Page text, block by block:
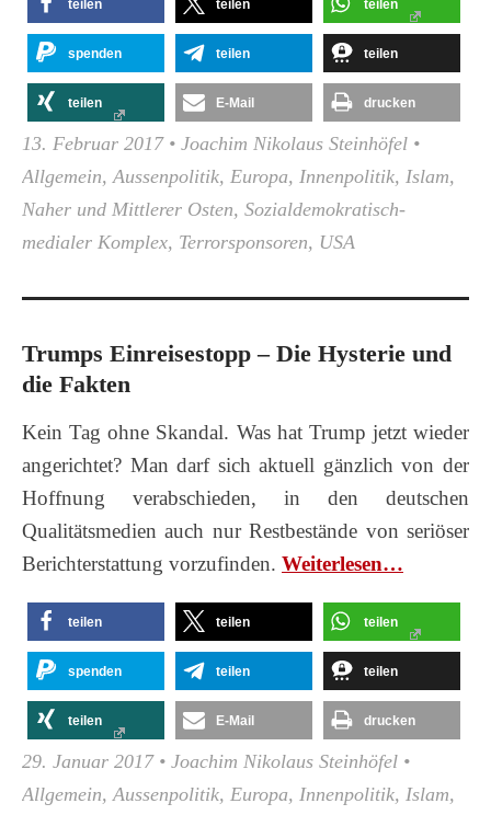
teilen teilen teilen
spenden teilen teilen
teilen E-Mail drucken
13. Februar 2017• Joachim Nikolaus Steinhöfel •
Allgemein,Aussenpolitik, Europa, Innenpolitik, Islam,
Naher und Mittlerer Osten, Sozialdemokratisch-
medialer Komplex, Terrorsponsoren, USA
Trumps Einreisestopp – Die Hysterie und
die Fakten
Kein Tag ohne Skandal. Was hat Trump jetzt wieder
angerichtet? Man darf sich aktuell gänzlich von der
Hoffnung verabschieden, in den deutschen
Qualitätsmedien auch nur Restbestände von seriöser
Berichterstattung vorzufinden. Wei­ter­le­sen…
teilen teilen teilen
spenden teilen teilen
teilen E-Mail drucken
29. Januar 2017• Joachim Nikolaus Steinhöfel •
Allgemein,Aussenpolitik, Europa, Innenpolitik, Islam,